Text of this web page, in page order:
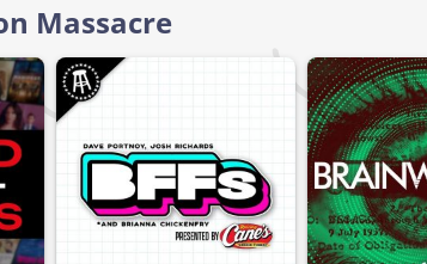
Massacre